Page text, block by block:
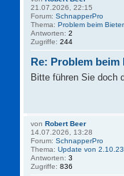
21.07.2026, 22:15
Forum: SchnapperPro
Thema: Problem beim
Antworten: 2
Zugriffe: 244
Re: Problem beim
Bitte führen Sie doch
von Robert Beer
14.07.2026, 13:28
Forum: SchnapperPro
Thema: Update von
Antworten: 3
Zugriffe: 836